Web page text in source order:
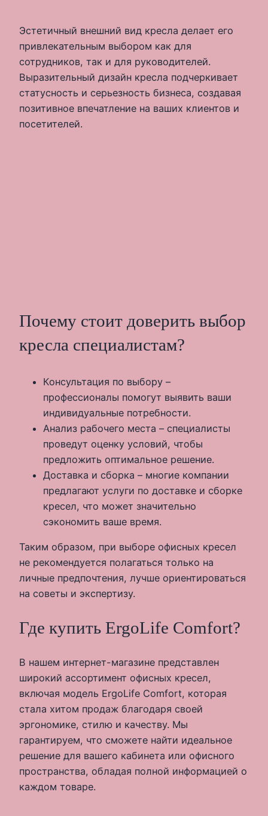
Эстетичный внешний вид кресла делает его
привлекательным выбором как для
сотрудников, так и для руководителей.
Выразительный дизайн кресла подчеркивает
статусность и серьезность бизнеса, создавая
позитивное впечатление на ваших клиентов и
посетителей.
Почему стоит доверить выбор
кресла специалистам?
Консультация по выбору –
профессионалы помогут выявить ваши
индивидуальные потребности.
Анализ рабочего места – специалисты
проведут оценку условий, чтобы
предложить оптимальное решение.
Доставка и сборка – многие компании
предлагают услуги по доставке и сборке
кресел, что может значительно
сэкономить ваше время.
Таким образом, при выборе офисных кресел
не рекомендуется полагаться только на
личные предпочтения, лучше ориентироваться
на советы и экспертизу.
Где купить ErgoLife Comfort?
В нашем интернет-магазине представлен
широкий ассортимент офисных кресел,
включая модель ErgoLife Comfort, которая
стала хитом продаж благодаря своей
эргономике, стилю и качеству. Мы
гарантируем, что сможете найти идеальное
решение для вашего кабинета или офисного
пространства, обладая полной информацией о
каждом товаре.